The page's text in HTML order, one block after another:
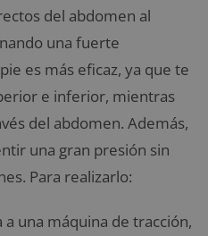
del abdomen al
una fuerte
es más eficaz, ya que te
e inferior, mientras
del abdomen. Además,
una gran presión sin
Para realizarlo:
una máquina de tracción,